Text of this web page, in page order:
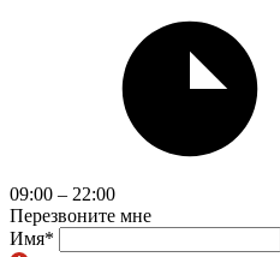
09:00 – 22:00
Перезвоните мне
Имя*